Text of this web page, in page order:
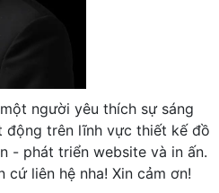
người yêu thích sự sáng
động trên lĩnh vực thiết kế đồ
- phát triển website và in ấn.
cứ liên hệ nha! Xin cảm ơn!